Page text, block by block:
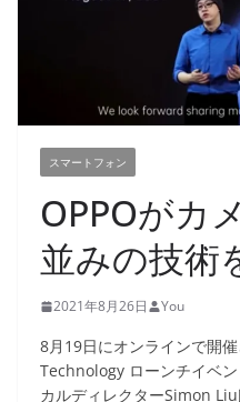
スマートフォン
OPPOがカ
並みの技術
2021年8月26日 You
8月19日にオンラインで開
Technology ローンチイベ
カルディレクターSimon